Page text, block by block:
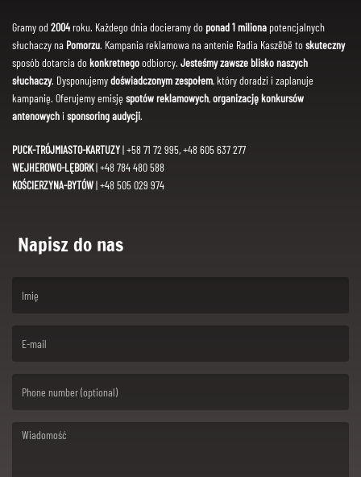
Gramy od 2004roku. Każdego dnia docieramy do ponad 1 miliona potencjalnych
słuchaczy na Pomorzu. Kampania reklamowa na antenie Radia Kaszëbë toskuteczny
sposób dotarcia dokonkretnegoodbiorcy. Jesteśmy zawsze blisko naszych
słuchaczy. Dysponujemydoświadczonym zespołem, który doradzi i zaplanuje
kampanię. Oferujemy emisję spotów reklamowych,organizację konkursów
antenowychi sponsoring audycji.
PUCK-TRÓJMIASTO-KARTUZY| +58 71 72 995, +48 605 637 277
WEJHEROWO-LĘBORK| +48 784 480 588
KOŚCIERZYNA-BYTÓW| +48 505 029 974
Napisz do nas